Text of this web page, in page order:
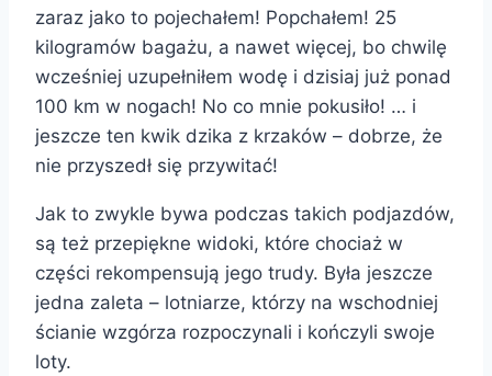
zaraz jako to pojechałem! Popchałem! 25
kilogramów bagażu, a nawet więcej, bo chwilę
wcześniej uzupełniłem wodę i dzisiaj już ponad
100 km w nogach! No co mnie pokusiło! … i
jeszcze ten kwik dzika z krzaków – dobrze, że
nie przyszedł się przywitać!
Jak to zwykle bywa podczas takich podjazdów,
są też przepiękne widoki, które chociaż w
części rekompensują jego trudy. Była jeszcze
jedna zaleta – lotniarze, którzy na wschodniej
ścianie wzgórza rozpoczynali i kończyli swoje
loty.